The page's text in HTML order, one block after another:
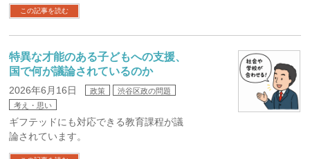
この記事を読む
特異な才能のある子どもへの支援、
国で何が議論されているのか
2026年6月16日 政策
渋谷区政の問題
考え・思い
ギフテッドにも対応できる教育課程が議
論されています。